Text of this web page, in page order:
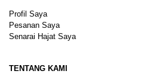
Profil Saya
Pesanan Saya
Senarai Hajat Saya
TENTANG KAMI